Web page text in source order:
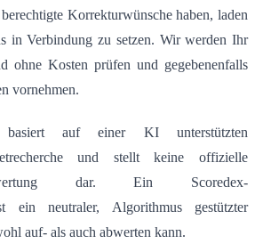
Korrekturwünsche haben, laden
in Verbindung zu setzen. Wir werden Ihr
ohne Kosten prüfen und gegebenenfalls
vornehmen.
basiert auf einer KI unterstützten
und stellt keine offizielle
dar. Ein Scoredex-
ein neutraler, Algorithmus gestützter
auf- als auch abwerten kann.